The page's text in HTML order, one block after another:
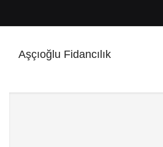
Aşçıoğlu Fidancılık